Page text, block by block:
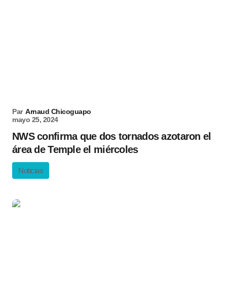
Par Arnaud Chicoguapo
mayo 25, 2024
NWS confirma que dos tornados azotaron el
área de Temple el miércoles
Noticias